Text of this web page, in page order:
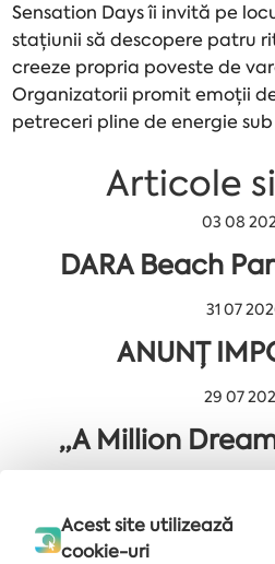
Sensation Days îi invită pe
stațiunii să descopere patru
creeze propria poveste de
Organizatorii promit emoții
petreceri pline de energie
Articole
03 08
DARA Beach
31 07
ANUNȚ
29 07
„A Million
Primește ultimele știri și oferte
Acest site utilizează
cookie-uri